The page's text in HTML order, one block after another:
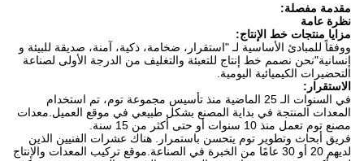
مقدمة مفصلة:
نظرة عامة
مزايا منتجات خط الإنتاج:
ووفقاً للمبادئ الأساسية لـ "استقرار، ضخامة، ذكية، آمنة، صديقة للبيئة و
إنسانية"نحن نصمم خط إنتاج للتعبئة والتغليف من الدرجة الأولى لصناعة
التحضيرات الكيميائية اليومية.
الاستقرار:
في السنوات الـ 25 الماضية منذ تأسيس مجموعة توم، تم استخدام
المعدات المنتجة في بداية المصنع بشكل طبيعي في موقع العميل.معدات
مصنع توم تعمل منذ 10 سنوات أو حتى أكثر من 15 سنة.
فريق أبحاث وتطوير توم يتحسن باستمرار. هناك عشرات الفنيين الذين
لديهم 20 أو 30 عامًا من الخبرة في الصناعة.موقع تركيب المعدات والإنتاج